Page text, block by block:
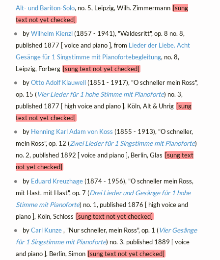
Alt- und Bariton-Solo, no. 5, Leipzig, Wilh. Zimmermann [sung
text not yet checked]
byWilhelm Kienzl(1857 - 1941), "Waldesritt", op. 8 no. 8,
published 1877 [ voice and piano ], from Lieder der Liebe. Acht
Gesänge für 1 Singstimme mit Pianofortebegleitung, no. 8,
Leipzig, Forberg [sung text not yet checked]
byOtto Adolf Klauwell(1851 - 1917), "O schneller mein Ross",
op. 15 (Vier Lieder für 1 hohe Stimme mit Pianoforte) no. 3,
published 1877 [ high voice and piano ], Köln, Alt & Uhrig [sung
text not yet checked]
by Henning Karl Adam von Koss (1855 - 1913), "O schneller,
mein Ross", op. 12 (Zwei Lieder für 1 Singstimme mit Pianoforte)
no. 2, published 1892 [ voice and piano ], Berlin, Glas [sung text
not yet checked]
by Eduard Kreuzhage(1874 - 1956), "O schneller mein Ross,
mit Hast, mit Hast", op. 7 (Drei Lieder und Gesänge für 1 hohe
Stimme mit Pianoforte) no. 1, published 1876 [ high voice and
piano ], Köln, Schloss [sung text not yet checked]
byCarl Kunze, "Nur schneller, mein Ross", op. 1 (Vier Gesänge
für 1 Singstimme mit Pianoforte) no. 3, published 1889 [ voice
and piano ], Berlin, Simon [sung text not yet checked]